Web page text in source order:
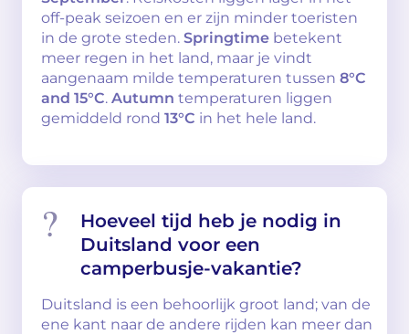
off-peak seizoen en er zijn minder toeristen
in de grote steden. Springtime betekent
meer regen in het land, maar je vindt
aangenaam milde temperaturen tussen 8°C
and 15°C. Autumn temperaturen liggen
gemiddeld rond 13°C in het hele land.
Hoeveel tijd heb je nodig in
Duitsland voor een
camperbusje-vakantie?
Duitsland is een behoorlijk groot land; van de
ene kant naar de andere rijden kan meer dan